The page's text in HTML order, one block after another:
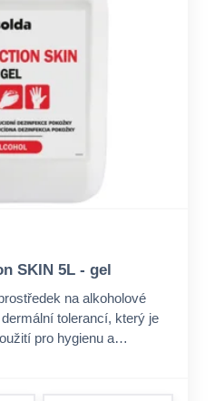
SKIN 5L - gel
na alkoholové
tolerancí, který je
pro hygienu a